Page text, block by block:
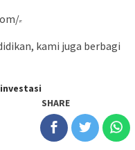
kami juga berbagi
SHARE